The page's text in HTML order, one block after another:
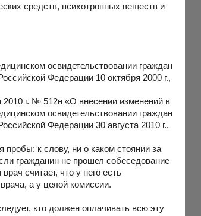
средств, психотропных веществ и
освидетельствовании граждан
Федерации 10 октября 2000 г.,
2010 г. № 512н «О внесении изменений в
освидетельствовании граждан
Федерации 30 августа 2010 г.,
пробы; к слову, ни о каком стоянии за
гражданин не прошел собеседование
считает, что у него есть
а у целой комиссии.
кто должен оплачивать всю эту